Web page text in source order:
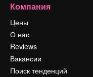
Компания
Цены
О нас
Reviews
Вакансии
Поиск тенденций